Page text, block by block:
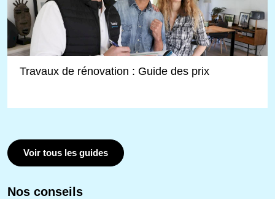
Travaux de rénovation : Guide des prix
Voir tous les guides
Nos conseils